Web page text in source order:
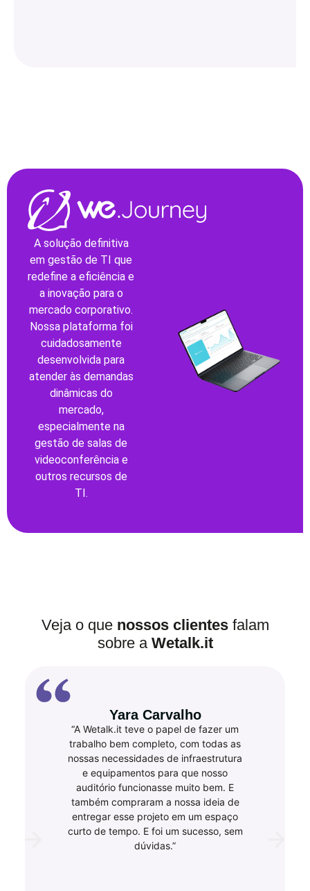
A solução definitiva
em gestão de TI que
redefine a eficiência e
a inovação para o
mercado corporativo.
Nossa plataforma foi
cuidadosamente
desenvolvida para
atender às demandas
dinâmicas do
mercado,
especialmente na
gestão de salas de
videoconferência e
outros recursos de
TI.
Veja o que nossos clientesfalam
sobre a Wetalk.it
Yara Carvalho
“A Wetalk.it teve o papel de fazer um
trabalho bem completo, com todas as
nossas necessidades de infraestrutura
e equipamentos para que nosso
auditório funcionasse muito bem. E
também compraram a nossa ideia de
entregar esse projeto em um espaço
curto de tempo. E foi um sucesso, sem
dúvidas.”